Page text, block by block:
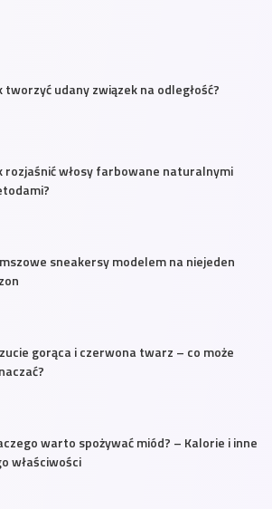
tworzyć udany związek na odległość?
rozjaśnić włosy farbowane naturalnymi
sneakersy modelem na niejeden
gorąca i czerwona twarz – co może
warto spożywać miód? – Kalorie i inne
właściwości